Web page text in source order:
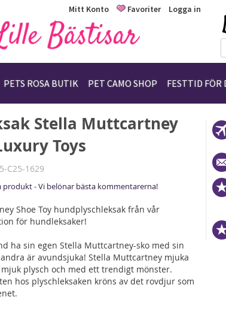
Mitt Konto Favoriter Logga in
PETS ROSA BUTIK PET CAMO SHOP FESTTID FÖR
Stella Muttcartney
Toys
C25-1629
produkt - Vi belönar bästa kommentarerna!
Shoe Toy hundplyschleksak från vår
för hundleksaker!
ha sin egen Stella Muttcartney-sko med sin
är avundsjuka! Stella Muttcartney mjuka
plysch och med ett trendigt mönster.
hos plyschleksaken kröns av det rovdjur som